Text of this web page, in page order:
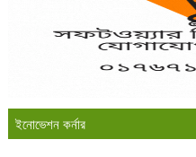
ইনোভেশন কর্নার